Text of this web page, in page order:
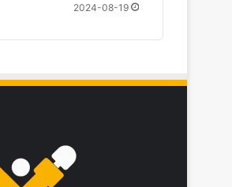
2024-08-19